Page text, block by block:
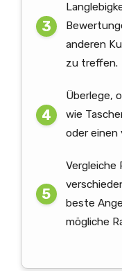
anderen
zu treffen.
Überlege,
wie
oder einen
Vergleiche
beste
mögliche